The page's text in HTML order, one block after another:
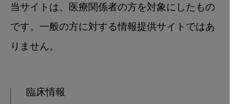
当サイトは、医療関係者の方を対象にしたもの
です。一般の方に対する情報提供サイトではあ
りません。
臨床情報